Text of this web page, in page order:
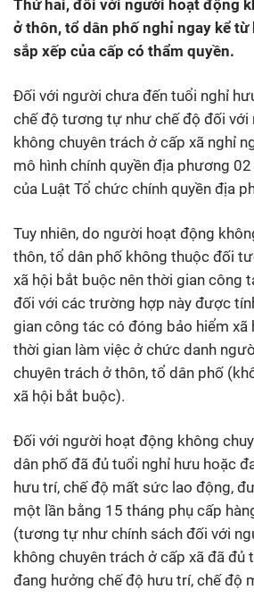
Thứ hai, đối với người hoạt động
ở thôn, tổ dân phố nghỉ ngay kể
sắp xếp của cấp có thẩm quyền.
Đối với người chưa đến tuổi nghỉ
chế độ tương tự như chế độ đối với
không chuyên trách ở cấp xã nghỉ
mô hình chính quyền địa phương
của Luật Tổ chức chính quyền địa
Tuy nhiên, do người hoạt động
thôn, tổ dân phố không thuộc đối
xã hội bắt buộc nên thời gian công
đối với các trường hợp này được
gian công tác có đóng bảo hiểm xã
thời gian làm việc ở chức danh
chuyên trách ở thôn, tổ dân phố
xã hội bắt buộc).
Đối với người hoạt động không
dân phố đã đủ tuổi nghỉ hưu hoặc
hưu trí, chế độ mất sức lao động,
một lần bằng 15 tháng phụ cấp
(tương tự như chính sách đối với
không chuyên trách ở cấp xã đã đủ
đang hưởng chế độ hưu trí, chế độ